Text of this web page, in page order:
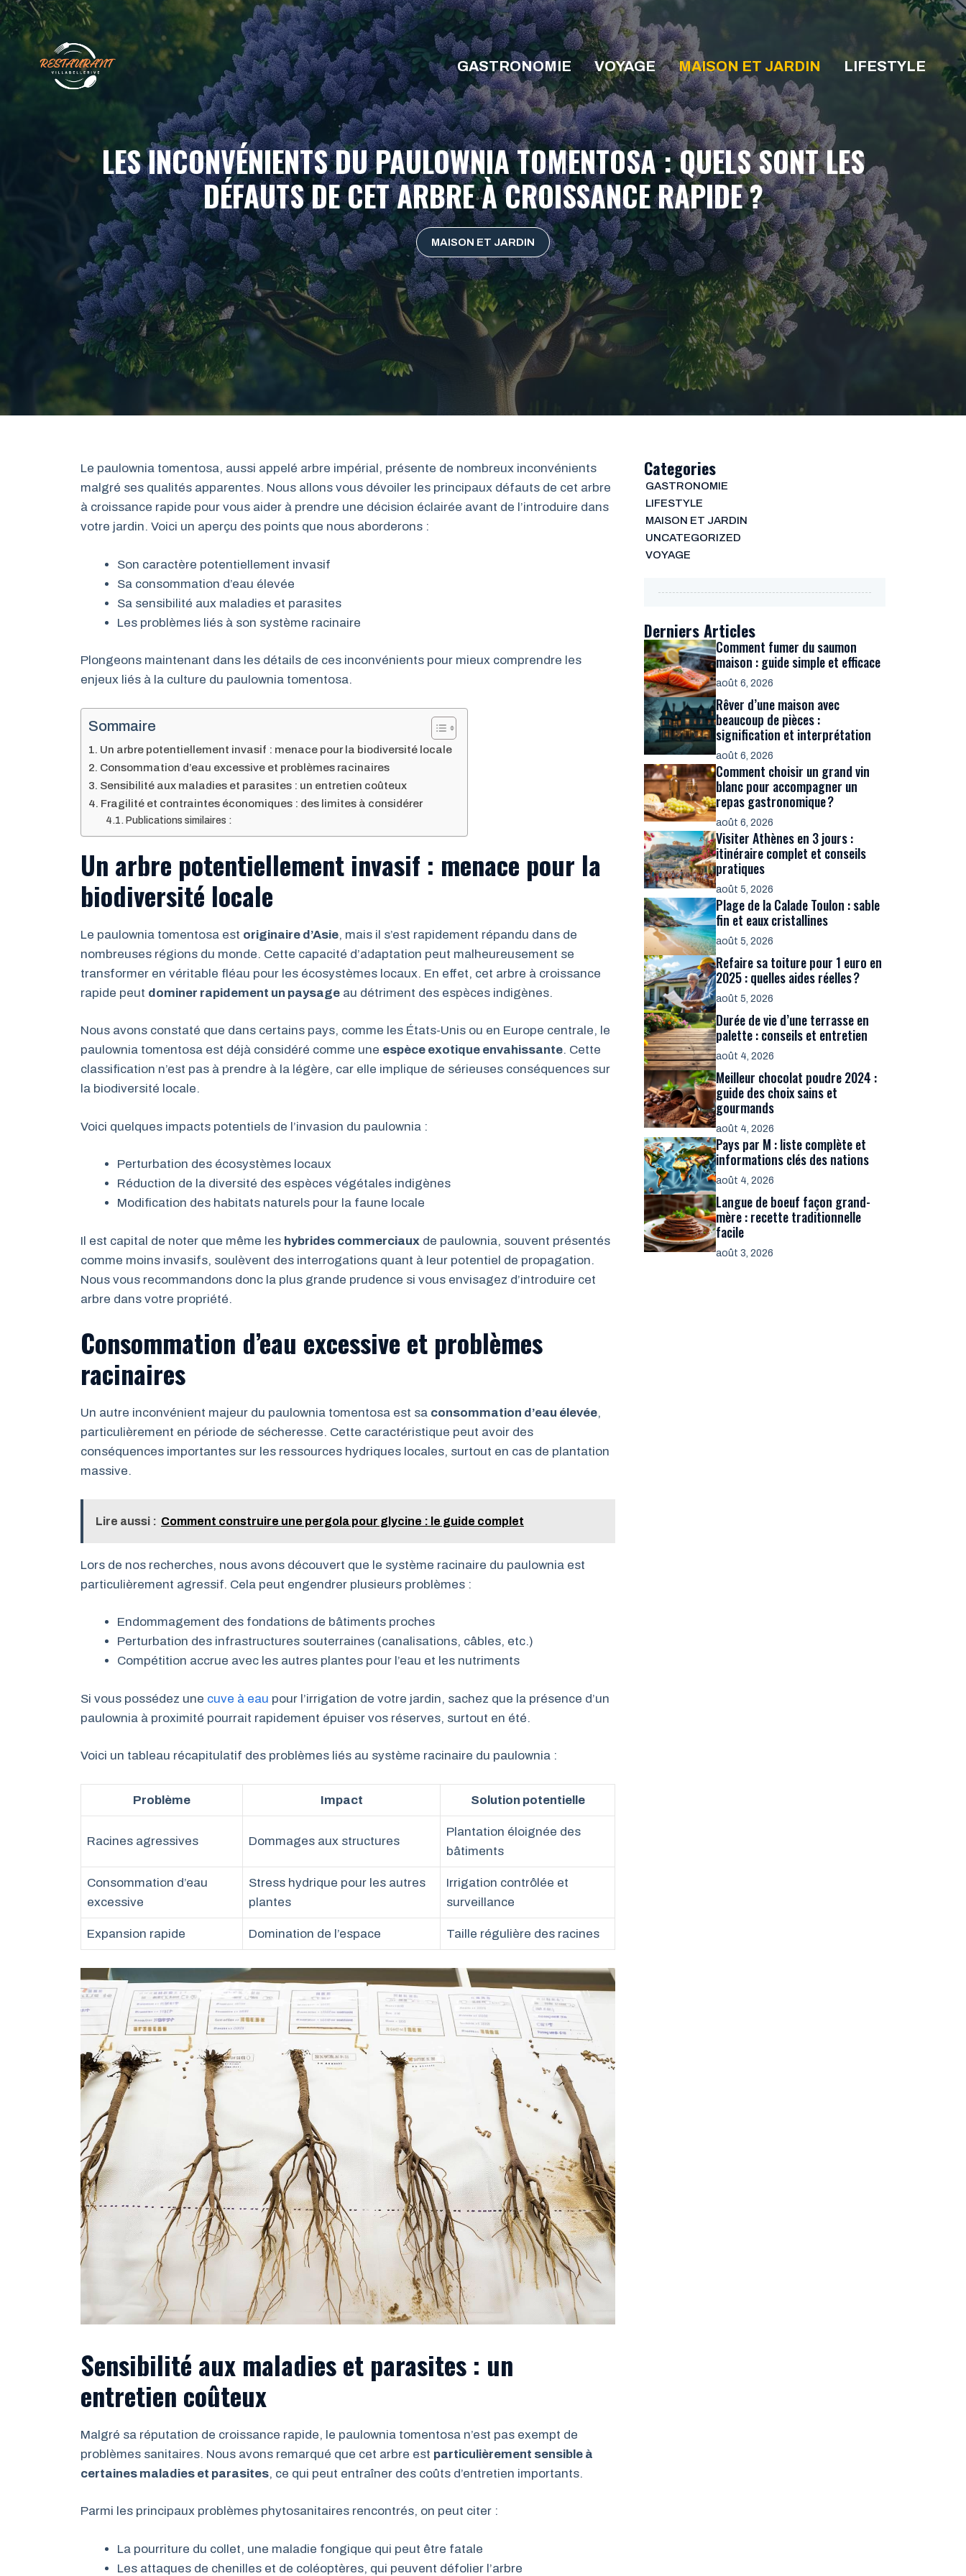
Aller
au
contenu
GASTRONOMIE VOYAGE MAISON ET JARDIN LIFESTYLE
LES INCONVÉNIENTS DU PAULOWNIA TOMENTOSA : QUELS SONT LES
DÉFAUTS DE CET ARBRE À CROISSANCE RAPIDE ?
MAISON ET JARDIN
Le paulownia tomentosa, aussi appelé arbre impérial, présente de nombreux inconvénients
malgré ses qualités apparentes. Nous allons vous dévoiler les principaux défauts de cet arbre
à croissance rapide pour vous aider à prendre une décision éclairée avant de l’introduire dans
votre jardin. Voici un aperçu des points que nous aborderons :
Son caractère potentiellement invasif
Sa consommation d’eau élevée
Sa sensibilité aux maladies et parasites
Les problèmes liés à son système racinaire
Plongeons maintenant dans les détails de ces inconvénients pour mieux comprendre les
enjeux liés à la culture du paulownia tomentosa.
Sommaire
Un arbre potentiellement invasif : menace pour la biodiversité locale
Consommation d’eau excessive et problèmes racinaires
Sensibilité aux maladies et parasites : un entretien coûteux
Fragilité et contraintes économiques : des limites à considérer
Publications similaires :
Un arbre potentiellement invasif : menace pour la
biodiversité locale
Le paulownia tomentosa est originaire d’Asie, mais il s’est rapidement répandu dans de
nombreuses régions du monde. Cette capacité d’adaptation peut malheureusement se
transformer en véritable fléau pour les écosystèmes locaux. En effet, cet arbre à croissance
rapide peut dominer rapidement un paysage au détriment des espèces indigènes.
Nous avons constaté que dans certains pays, comme les États-Unis ou en Europe centrale, le
paulownia tomentosa est déjà considéré comme une espèce exotique envahissante. Cette
classification n’est pas à prendre à la légère, car elle implique de sérieuses conséquences sur
la biodiversité locale.
Voici quelques impacts potentiels de l’invasion du paulownia :
Perturbation des écosystèmes locaux
Réduction de la diversité des espèces végétales indigènes
Modification des habitats naturels pour la faune locale
Il est capital de noter que même les hybrides commerciaux de paulownia, souvent présentés
comme moins invasifs, soulèvent des interrogations quant à leur potentiel de propagation.
Nous vous recommandons donc la plus grande prudence si vous envisagez d’introduire cet
arbre dans votre propriété.
Consommation d’eau excessive et problèmes
racinaires
Un autre inconvénient majeur du paulownia tomentosa est sa consommation d’eau élevée,
particulièrement en période de sécheresse. Cette caractéristique peut avoir des
conséquences importantes sur les ressources hydriques locales, surtout en cas de plantation
massive.
Lire aussi : Comment construire une pergola pour glycine : le guide complet
Lors de nos recherches, nous avons découvert que le système racinaire du paulownia est
particulièrement agressif. Cela peut engendrer plusieurs problèmes :
Endommagement des fondations de bâtiments proches
Perturbation des infrastructures souterraines (canalisations, câbles, etc.)
Compétition accrue avec les autres plantes pour l’eau et les nutriments
Si vous possédez une cuve à eau pour l’irrigation de votre jardin, sachez que la présence d’un
paulownia à proximité pourrait rapidement épuiser vos réserves, surtout en été.
Voici un tableau récapitulatif des problèmes liés au système racinaire du paulownia :
Problème Impact Solution potentielle
Racines agressives Dommages aux structures
Plantation éloignée des
bâtiments
Consommation d’eau
excessive
Stress hydrique pour les autres
plantes
Irrigation contrôlée et
surveillance
Expansion rapide Domination de l’espace Taille régulière des racines
Sensibilité aux maladies et parasites : un
entretien coûteux
Malgré sa réputation de croissance rapide, le paulownia tomentosa n’est pas exempt de
problèmes sanitaires. Nous avons remarqué que cet arbre est particulièrement sensible à
certaines maladies et parasites, ce qui peut entraîner des coûts d’entretien importants.
Parmi les principaux problèmes phytosanitaires rencontrés, on peut citer :
La pourriture du collet, une maladie fongique qui peut être fatale
Les attaques de chenilles et de coléoptères, qui peuvent défolier l’arbre
Categories
GASTRONOMIE
LIFESTYLE
MAISON ET JARDIN
UNCATEGORIZED
VOYAGE
Derniers Articles
Comment fumer du saumon
maison : guide simple et efficace
août 6, 2026
Rêver d’une maison avec
beaucoup de pièces :
signification et interprétation
août 6, 2026
Comment choisir un grand vin
blanc pour accompagner un
repas gastronomique ?
août 6, 2026
Visiter Athènes en 3 jours :
itinéraire complet et conseils
pratiques
août 5, 2026
Plage de la Calade Toulon : sable
fin et eaux cristallines
août 5, 2026
Refaire sa toiture pour 1 euro en
2025 : quelles aides réelles ?
août 5, 2026
Durée de vie d’une terrasse en
palette : conseils et entretien
août 4, 2026
Meilleur chocolat poudre 2024 :
guide des choix sains et
gourmands
août 4, 2026
Pays par M : liste complète et
informations clés des nations
août 4, 2026
Langue de boeuf façon grand-
mère : recette traditionnelle
facile
août 3, 2026